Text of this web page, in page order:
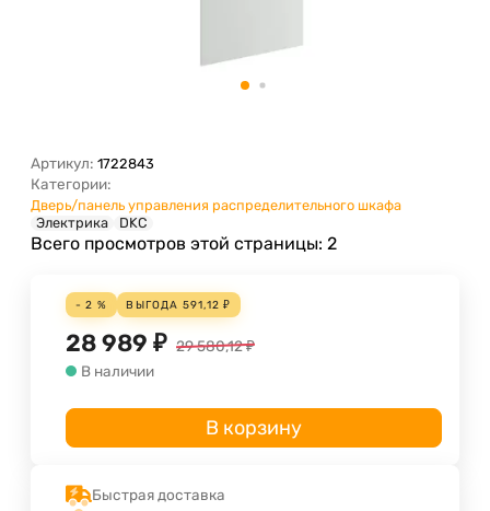
Артикул: 1722843
Категории:
Дверь/панель управления распределительного шкафа
Электрика
DKC
Всего просмотров этой страницы: 2
- 2 % ВЫГОДА 591,12 ₽
28 989 ₽ 29 580,12₽
В наличии
В корзину
Быстрая доставка